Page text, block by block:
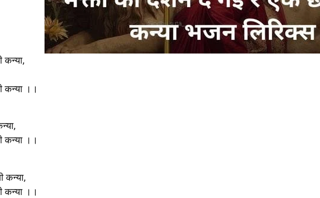
कन्या,
कन्या ।।
कन्या ।।
कन्या,
कन्या ।।